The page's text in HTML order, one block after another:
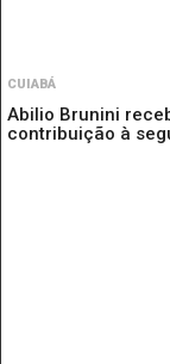
CUIABÁ
Abilio Brunini
contribuição à